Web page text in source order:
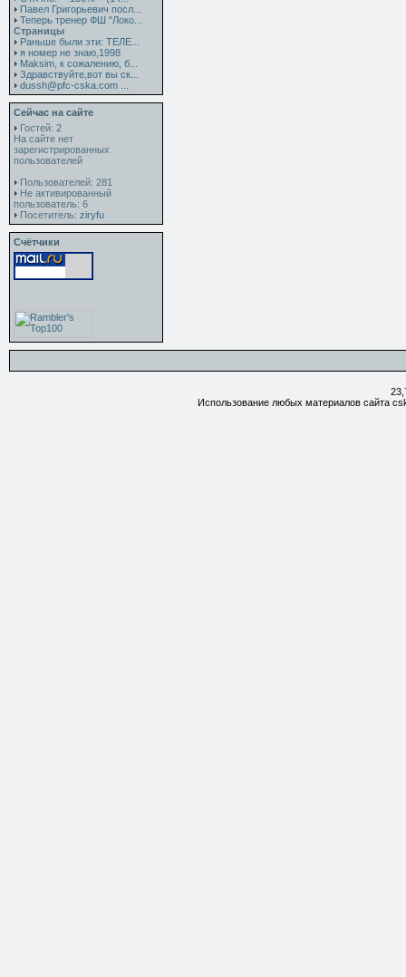
Павел Григорьевич посл...
Теперь тренер ФШ "Локо...
Страницы
Раньше были эти: ТЕЛЕ...
я номер не знаю,1998
Maksim, к сожалению, б...
Здравствуйте,вот вы ск...
dussh@pfc-cska.com ...
Сейчас на сайте
Гостей: 2
На сайте нет
зарегистрированных
пользователей
Пользователей: 281
Не активированный
пользователь: 6
Посетитель: ziryfu
Счётчики
Использование любых материалов сайта